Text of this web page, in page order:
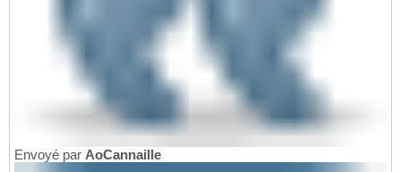
Envoyé par AoCannaille